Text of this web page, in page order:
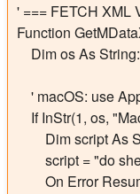
' === FETCH XML
Function
Dim os As
' macOS: use
If InStr(1, os,
Dim script As
script = "do
On Error